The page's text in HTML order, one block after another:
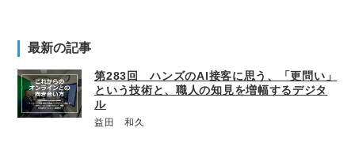
最新の記事
第283回 ハンズのAI接客に思う、「更問い」
という技術と、職人の知見を増幅するデジタ
ル
益田 和久